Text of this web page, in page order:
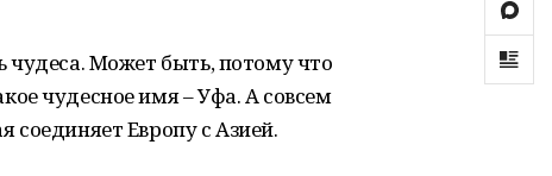
чудеса. Может быть, потому что
чудесное имя – Уфа. А совсем
соединяет Европу с Азией.